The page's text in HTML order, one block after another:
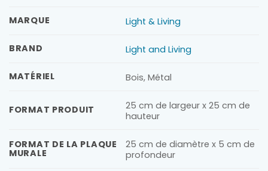
MARQUE Light & Living
BRAND Light and Living
MATÉRIEL Bois, Métal
FORMAT PRODUIT
25 cm de largeur x 25 cm de
hauteur
FORMAT DE LA PLAQUE
MURALE
25 cm de diamètre x 5 cm de
profondeur